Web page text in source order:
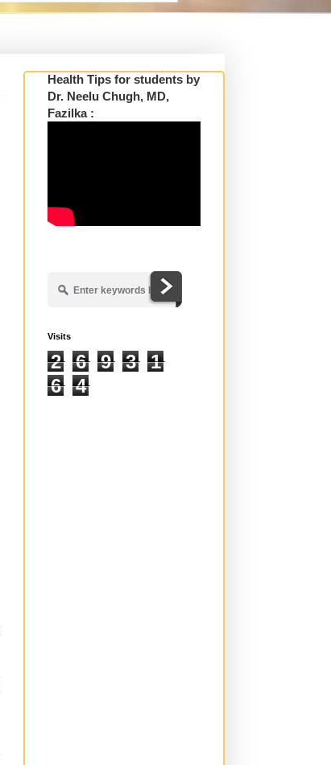
Health Tips for students by
Dr. Neelu Chugh, MD,
Fazilka :
Visits
2 6 9 3
1
6
4